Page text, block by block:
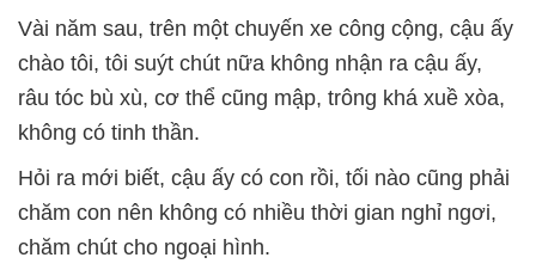
Vài năm sau, trên một chuyến xe công cộng, cậu ấy
chào tôi, tôi suýt chút nữa không nhận ra cậu ấy,
râu tóc bù xù, cơ thể cũng mập, trông khá xuề xòa,
không có tinh thần.
Hỏi ra mới biết, cậu ấy có con rồi, tối nào cũng phải
chăm con nên không có nhiều thời gian nghỉ ngơi,
chăm chút cho ngoại hình.